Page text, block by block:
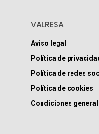
VALRESA
Aviso legal
Política de
Política de redes
Política de cookies
Condiciones